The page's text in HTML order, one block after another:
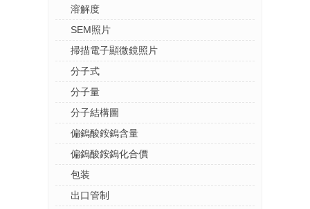
溶解度
SEM照片
掃描電子顯微鏡照片
分子式
分子量
分子結構圖
偏鎢酸銨鎢含量
偏鎢酸銨鎢化合價
包装
出口管制